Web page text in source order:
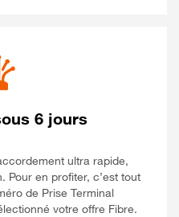
6 jours
ultra rapide,
Pour en profiter, c’est tout
de Prise Terminal
votre offre Fibre.